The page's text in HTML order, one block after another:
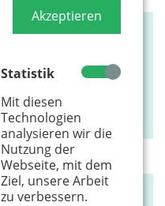
Akzeptieren
Statistik
Mit diesen
Technologien
analysieren wir die
Nutzung der
Webseite, mit dem
Ziel, unsere Arbeit
zu verbessern.